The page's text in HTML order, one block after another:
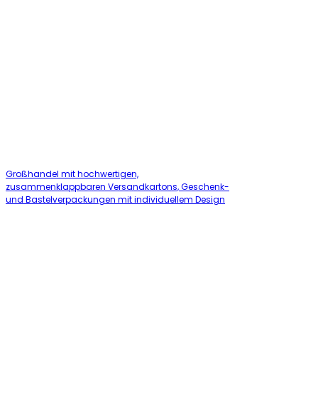
Großhandel mit hochwertigen,
zusammenklappbaren Versandkartons, Geschenk-
und Bastelverpackungen mit individuellem Design